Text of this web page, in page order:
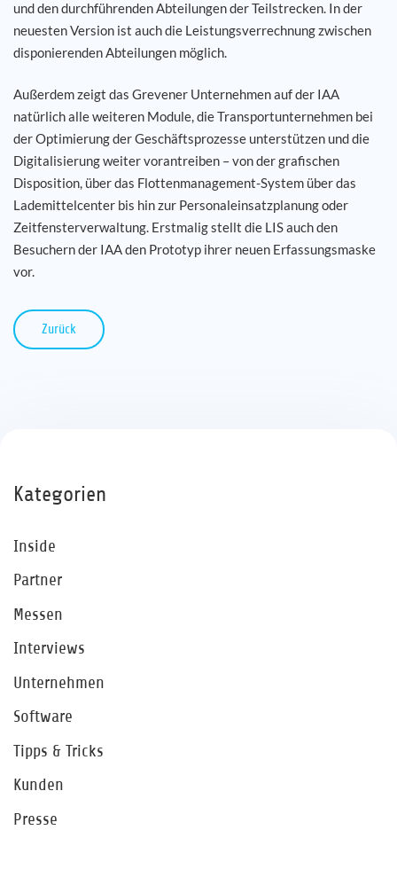
und den durchführenden Abteilungen der Teilstrecken. In der
neuesten Version ist auch die Leistungsverrechnung zwischen
disponierenden Abteilungen möglich.
Außerdem zeigt das Grevener Unternehmen auf der IAA
natürlich alle weiteren Module, die Transportunternehmen bei
der Optimierung der Geschäftsprozesse unterstützen und die
Digitalisierung weiter vorantreiben – von der grafischen
Disposition, über das Flottenmanagement-System über das
Lademittelcenter bis hin zur Personaleinsatzplanung oder
Zeitfensterverwaltung. Erstmalig stellt die LIS auch den
Besuchern der IAA den Prototyp ihrer neuen Erfassungsmaske
vor.
Zurück
Kategorien
Inside
Partner
Messen
Interviews
Unternehmen
Software
Tipps & Tricks
Kunden
Presse